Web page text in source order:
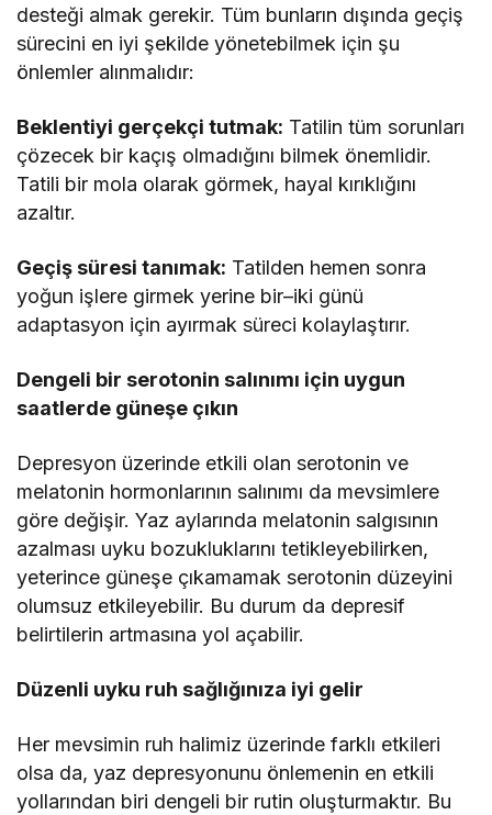
desteği almak gerekir. Tüm bunların dışında geçiş
sürecini en iyi şekilde yönetebilmek için şu
önlemler alınmalıdır:
Beklentiyi gerçekçi tutmak: Tatilin tüm sorunları
çözecek bir kaçış olmadığını bilmek önemlidir.
Tatili bir mola olarak görmek, hayal kırıklığını
azaltır.
Geçiş süresi tanımak: Tatilden hemen sonra
yoğun işlere girmek yerine bir–iki günü
adaptasyon için ayırmak süreci kolaylaştırır.
Dengeli bir serotonin salınımı için uygun
saatlerde güneşe çıkın
Depresyon üzerinde etkili olan serotonin ve
melatonin hormonlarının salınımı da mevsimlere
göre değişir. Yaz aylarında melatonin salgısının
azalması uyku bozukluklarını tetikleyebilirken,
yeterince güneşe çıkamamak serotonin düzeyini
olumsuz etkileyebilir. Bu durum da depresif
belirtilerin artmasına yol açabilir.
Düzenli uyku ruh sağlığınıza iyi gelir
Her mevsimin ruh halimiz üzerinde farklı etkileri
olsa da, yaz depresyonunu önlemenin en etkili
yollarından biri dengeli bir rutin oluşturmaktır. Bu